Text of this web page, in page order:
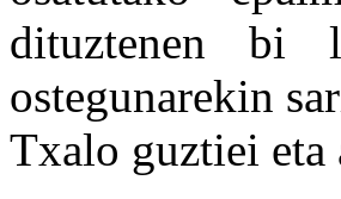
dituztenen bi
ostegunarekin
Txalo guztiei eta